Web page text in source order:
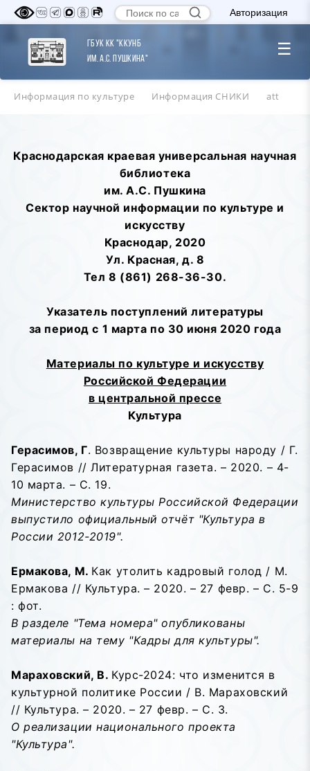
Авторизация
ГБУК КК "ККУНБ
им. А.С. Пушкина"
☰
Информация по культуре Информация СНИКИ att
Краснодарская краевая универсальная научная
библиотека
им. А.С. Пушкина
Сектор научной информации по культуре и
искусству
Краснодар, 2020
Ул. Красная, д. 8
Тел 8 (861) 268-36-30.
Указатель поступлений литературы
за период с 1 марта по 30 июня 2020 года
Материалы по культуре и искусству
Российской Федерации
в центральной прессе
Культура
Герасимов, Г. Возвращение культуры народу / Г.
Герасимов // Литературная газета. – 2020. – 4-
10 марта. – С. 19.
Министерство культуры Российской Федерации
выпустило официальный отчёт "Культура в
России 2012-2019".
Ермакова, М. Как утолить кадровый голод / М.
Ермакова // Культура. – 2020. – 27 февр. – С. 5-9
: фот.
В разделе "Тема номера" опубликованы
материалы на тему "Кадры для культуры".
Мараховский, В. Курс-2024: что изменится в
культурной политике России / В. Мараховский
// Культура. – 2020. – 27 февр. – С. 3.
О реализации национального проекта
"Культура".